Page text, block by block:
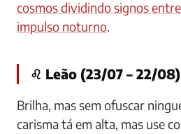
cosmos dividindo signos
impulso noturno.
♌ Leão (23/07 – 22/08)
Brilha, mas sem ofuscar
carisma tá em alta, mas use